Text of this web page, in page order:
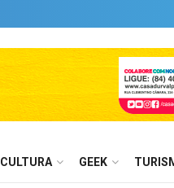
CULTURA GEEK